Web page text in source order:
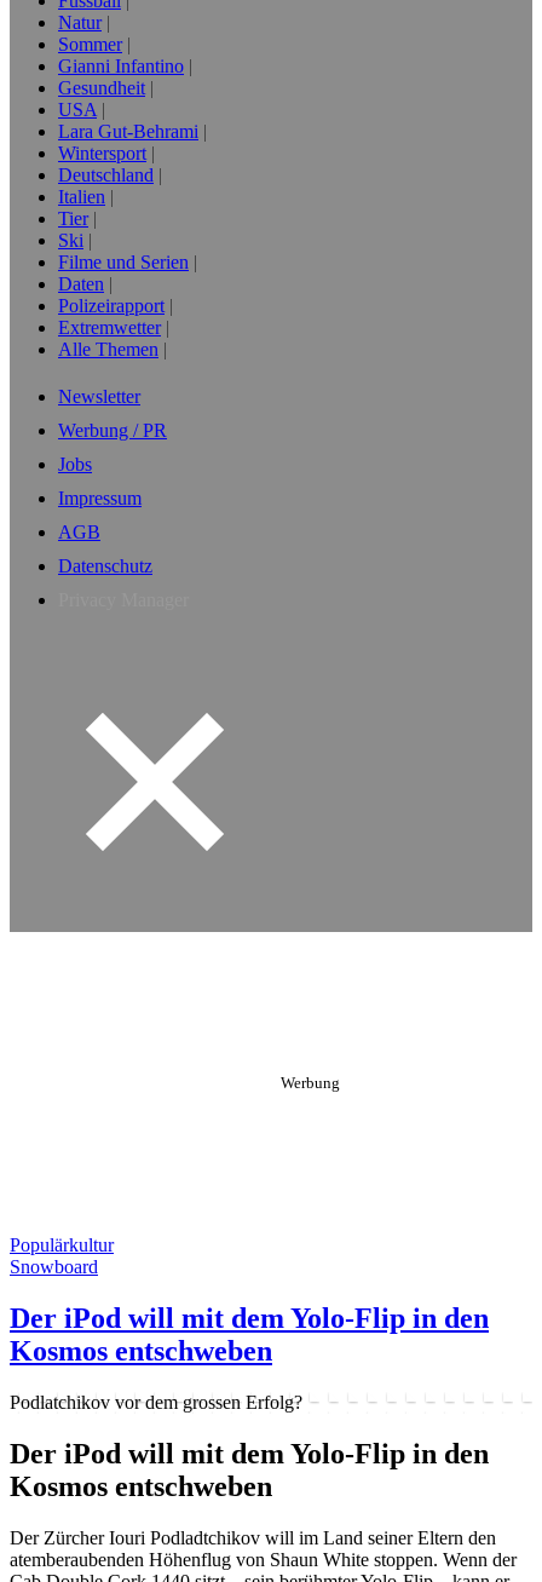
Natur
Sommer
Gianni Infantino
Gesundheit
USA
Lara Gut-Behrami
Wintersport
Deutschland
Italien
Tier
Ski
Filme und Serien
Daten
Polizeirapport
Extremwetter
Alle Themen
Newsletter
Werbung / PR
Jobs
Impressum
AGB
Datenschutz
Populärkultur
Snowboard
Der iPod will mit dem Yolo-Flip in den
Kosmos entschweben
Podlatchikov vor dem grossen Erfolg?
Der iPod will mit dem Yolo-Flip in den
Kosmos entschweben
Der Zürcher Iouri Podladtchikov will im Land seiner Eltern den
atemberaubenden Höhenflug von Shaun White stoppen. Wenn der